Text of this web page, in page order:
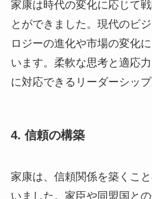
家康は時代の変化に応じて
とができました。現代のビ
ロジーの進化や市場の変化
います。柔軟な思考と適応
に対応できるリーダーシップ
4. 信頼の構築
家康は、信頼関係を築くこ
いました。家臣や同盟国と